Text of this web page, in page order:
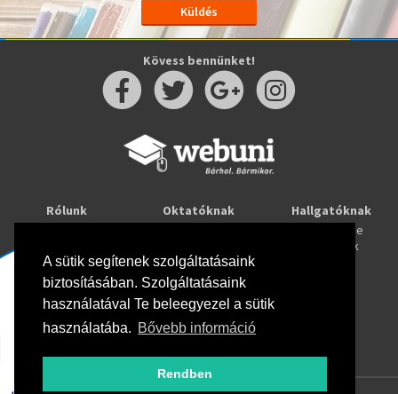
A sütik segítenek szolgáltatásaink
biztosításában. Szolgáltatásaink
használatával Te beleegyezel a sütik
használatába. Bővebb információ
Rendben
Kövess bennünket!
Rólunk
Oktatóknak
Webuni Stúdió
Hallgatóknak
Tanulj online
Képzések
Info
Adatkezelési tájékoztató
ÁSZF
GYIK